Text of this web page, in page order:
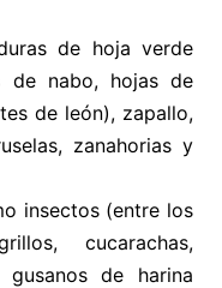
de hoja verde
de nabo, hojas de
de león), zapallo,
zanahorias y
insectos (entre los
cucarachas,
de harina